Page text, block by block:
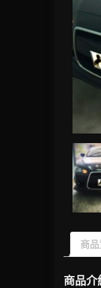
商
商品介